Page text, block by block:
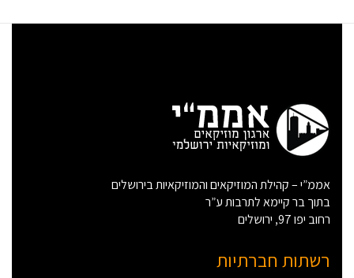
אממ”י – קהילת המוזיקאים והמוזיקאיות בירושלים
בתוך בר קיימא לתרבות ע”ר
רחוב יפו 97, ירושלים
רשתות חברתיות